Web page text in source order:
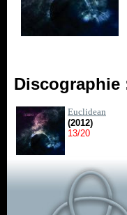
Discographie
Euclidean
(2012)
13/20